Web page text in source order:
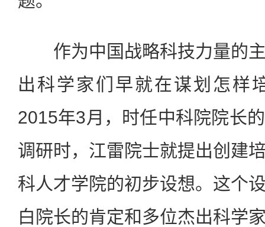
作为中国战略科技力量的主
出科学家们早就在谋划怎样
2015年3月，时任中科院院长
调研时，江雷院士就提出创建
科人才学院的初步设想。这个
白院长的肯定和多位杰出科学